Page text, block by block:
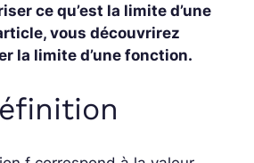
ce qu’est la limite d’une
vous découvrirez
la limite d’une fonction.